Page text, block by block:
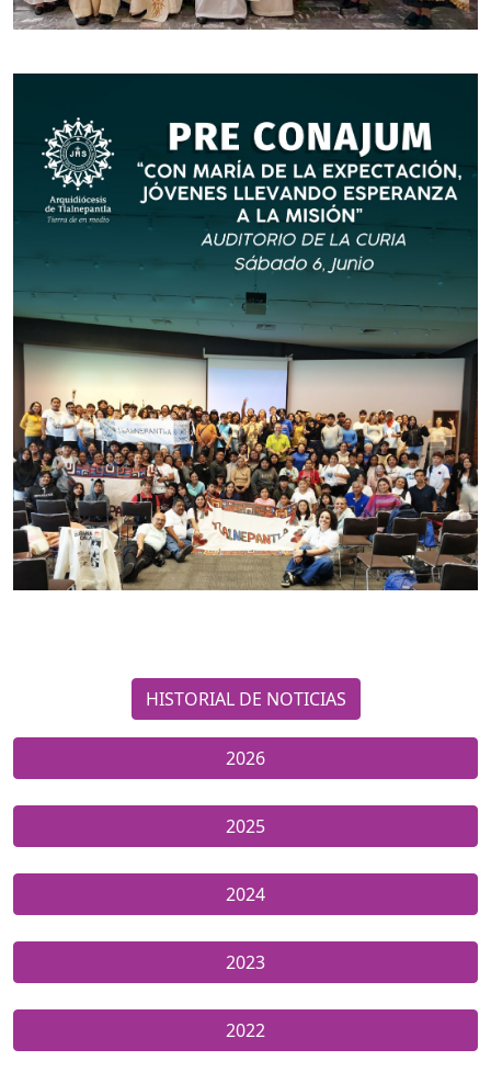
HISTORIAL DE NOTICIAS
2026
2025
2024
2023
2022